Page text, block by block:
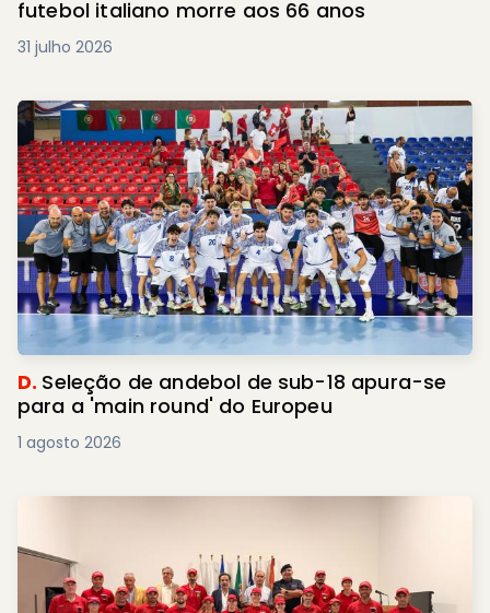
futebol italiano morre aos 66 anos
31 julho 2026
D. Seleção de andebol de sub-18 apura-se
para a 'main round' do Europeu
1 agosto 2026